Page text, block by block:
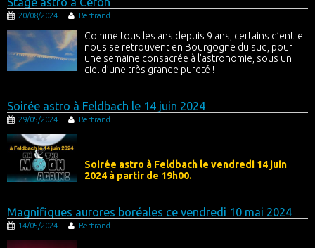
20/08/2024 Bertrand
Comme tous les ans depuis 9 ans, certains d’entre
nous se retrouvent en Bourgogne du sud, pour
une semaine consacrée à l’astronomie, sous un
ciel d’une très grande pureté !
Soirée astro à Feldbach le 14 juin 2024
29/05/2024 Bertrand
Soirée astro à Feldbach le vendredi 14 juin
2024 à partir de 19h00.
Magnifiques aurores boréales ce vendredi 10 mai 2024
14/05/2024 Bertrand